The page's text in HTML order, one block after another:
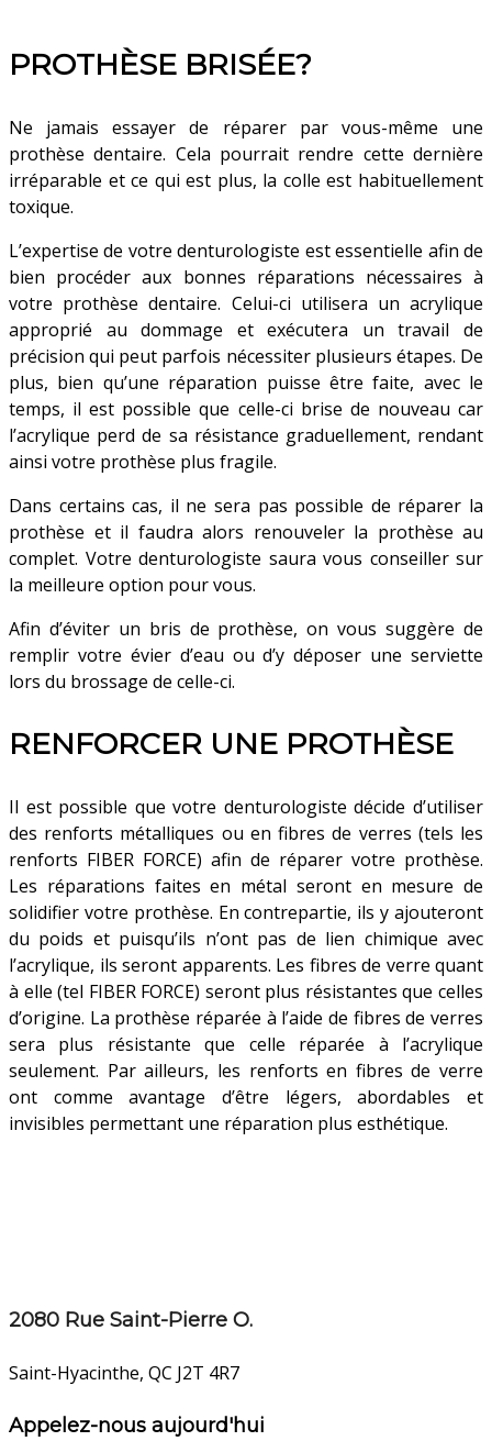
PROTHÈSE BRISÉE?
Ne jamais essayer de réparer par vous-même une
prothèse dentaire. Cela pourrait rendre cette dernière
irréparable et ce qui est plus, la colle est habituellement
toxique.
L’expertise de votre denturologiste est essentielle afin de
bien procéder aux bonnes réparations nécessaires à
votre prothèse dentaire. Celui-ci utilisera un acrylique
approprié au dommage et exécutera un travail de
précision qui peut parfois nécessiter plusieurs étapes. De
plus, bien qu’une réparation puisse être faite, avec le
temps, il est possible que celle-ci brise de nouveau car
l’acrylique perd de sa résistance graduellement, rendant
ainsi votre prothèse plus fragile.
Dans certains cas, il ne sera pas possible de réparer la
prothèse et il faudra alors renouveler la prothèse au
complet. Votre denturologiste saura vous conseiller sur
la meilleure option pour vous.
Afin d’éviter un bris de prothèse, on vous suggère de
remplir votre évier d’eau ou d’y déposer une serviette
lors du brossage de celle-ci.
RENFORCER UNE PROTHÈSE
Il est possible que votre denturologiste décide d’utiliser
des renforts métalliques ou en fibres de verres (tels les
renforts FIBER FORCE) afin de réparer votre prothèse.
Les réparations faites en métal seront en mesure de
solidifier votre prothèse. En contrepartie, ils y ajouteront
du poids et puisqu’ils n’ont pas de lien chimique avec
l’acrylique, ils seront apparents. Les fibres de verre quant
à elle (tel FIBER FORCE) seront plus résistantes que celles
d’origine. La prothèse réparée à l’aide de fibres de verres
sera plus résistante que celle réparée à l’acrylique
seulement. Par ailleurs, les renforts en fibres de verre
ont comme avantage d’être légers, abordables et
invisibles permettant une réparation plus esthétique.
2080 Rue Saint-Pierre O.
Saint-Hyacinthe, QC J2T 4R7
Appelez-nous aujourd'hui